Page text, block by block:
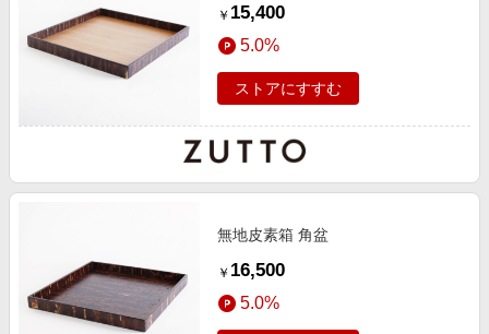
￥ 15,400
5.0%
ストアにすすむ
無地皮素箱 角盆
￥ 16,500
5.0%